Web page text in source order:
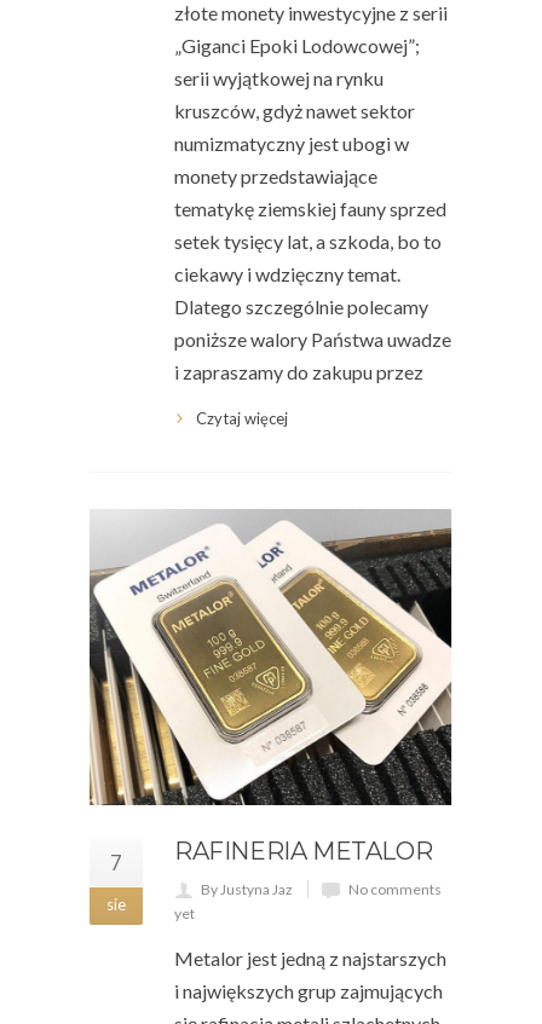
złote monety inwestycyjne z serii
„Giganci Epoki Lodowcowej”;
serii wyjątkowej na rynku
kruszców, gdyż nawet sektor
numizmatyczny jest ubogi w
monety przedstawiające
tematykę ziemskiej fauny sprzed
setek tysięcy lat, a szkoda, bo to
ciekawy i wdzięczny temat.
Dlatego szczególnie polecamy
poniższe walory Państwa uwadze
i zapraszamy do zakupu przez
Czytaj więcej
7
sie
RAFINERIA METALOR
By Justyna Jaz
No comments
yet
Metalor jest jedną z najstarszych
i największych grup zajmujących